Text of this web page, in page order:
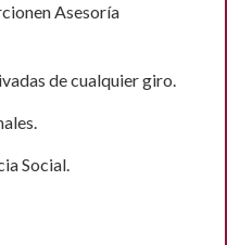
Asesoría
de cualquier giro.
Social.